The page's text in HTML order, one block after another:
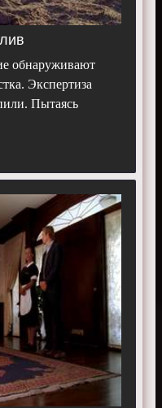
обнаруживают
Экспертиза
Пытаясь